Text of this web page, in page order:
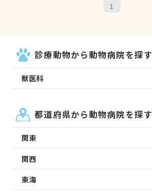
1
診療動物から動物病院を探す
獣医科
都道府県から動物病院を探す
関東
関西
東海